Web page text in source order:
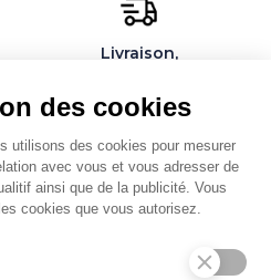
des cookies
utilisons des cookies pour mesurer
avec vous et vous adresser de
ainsi que de la publicité. Vous
cookies que vous autorisez.
Livraison,
montage par des
spécialistes